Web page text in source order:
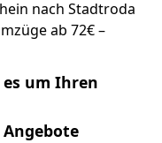
nach Stadtroda
ab 72€ –
um Ihren